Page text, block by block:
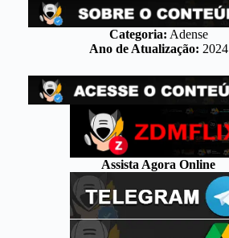
Categoria: Adense
Ano de Atualização: 2024
Assista Agora Online